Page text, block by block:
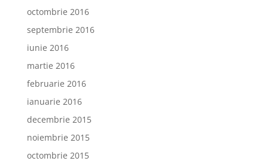
octombrie 2016
septembrie 2016
iunie 2016
martie 2016
februarie 2016
ianuarie 2016
decembrie 2015
noiembrie 2015
octombrie 2015